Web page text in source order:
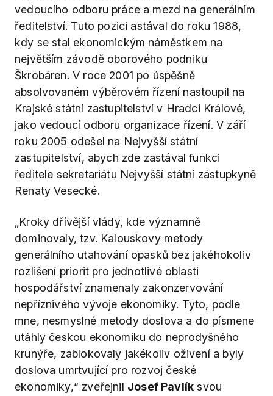
vedoucího odboru práce a mezd na generálním
ředitelství. Tuto pozici astával do roku 1988,
kdy se stal ekonomickým náměstkem na
největším závodě oborového podniku
Škrobáren. V roce 2001 po úspěšně
absolvovaném výběrovém řízení nastoupil na
Krajské státní zastupitelství v Hradci Králové,
jako vedoucí odboru organizace řízení. V září
roku 2005 odešel na Nejvyšší státní
zastupitelství, abych zde zastával funkci
ředitele sekretariátu Nejvyšší státní zástupkyně
Renaty Vesecké.
„Kroky dřívější vlády, kde významně
dominovaly, tzv. Kalouskovy metody
generálního utahování opasků bez jakéhokoliv
rozlišení priorit pro jednotlivé oblasti
hospodářství znamenaly zakonzervování
nepříznivého vývoje ekonomiky. Tyto, podle
mne, nesmyslné metody doslova a do písmene
utáhly českou ekonomiku do neprodyšného
krunýře, zablokovaly jakékoliv oživení a byly
doslova umrtvující pro rozvoj české
ekonomiky,“ zveřejnil Josef Pavlík svou